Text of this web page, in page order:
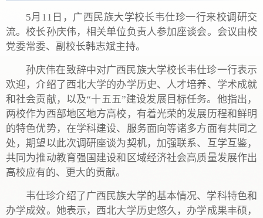
5月11日，广西民族大学校长韦仕珍一行来校调研交
流。校长孙庆伟，相关单位负责人参加座谈会。会议由校
党委常委、副校长韩志斌主持。
孙庆伟在致辞中对广西民族大学校长韦仕珍一行表示
欢迎，介绍了西北大学的办学历史、人才培养、学术成就
和社会贡献，以及“十五五”建设发展目标任务。他指出，
两校作为西部地区地方高校，有着光荣的发展历程和鲜明
的特色优势，在学科建设、服务面向等诸多方面有共同之
处，期望以此次调研座谈为契机，加强联系、互学互鉴，
共同为推动教育强国建设和区域经济社会高质量发展作出
高校应有的、更大的贡献。
韦仕珍介绍了广西民族大学的基本情况、学科特色和
办学成效。她表示，西北大学历史悠久，办学成果丰硕，